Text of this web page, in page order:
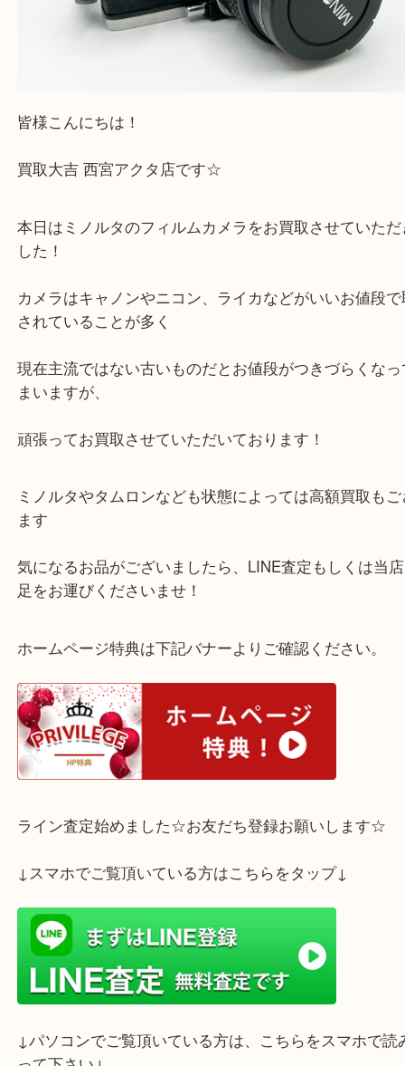
『大吉西宮アクタ店に来てよかった！』
と思って頂けるよう 精一杯のご案内をいたします
皆様のご来店を従業員一同、心からお待ちしており
Facebook
Twitter
Line
ミノルタ カメラ フィルムカメラ 買取 西宮
ミノルタ カメラ フィルムカメラ 買取 西宮（ ミノルタ VR N/A ）
全て フィルムカメラ
皆様こんにちは！
買取大吉 西宮アクタ店です☆
した！
カメラはキャノンやニコン、ライカなどがいいお
されていることが多く
現在主流ではない古いものだとお値段がつきづらく